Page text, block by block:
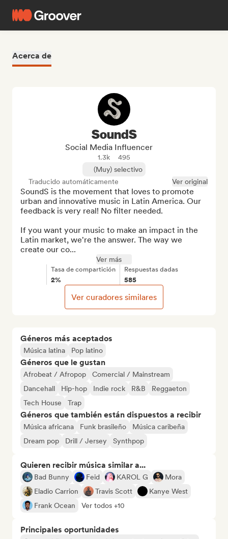
Acerca de
Géneros más aceptados
Música latina Pop latino
Géneros que le gustan
Afrobeat / Afropop
Comercial / Mainstream
Dancehall
Hip-hop Indie rock R&B
Reggaeton
Tech House
Trap
Géneros que también están dispuestos a recibir
Música africana Funk brasileño
Música caribeña
Dream pop
Drill / Jersey Synthpop
Quieren recibir música similar a...
Bad Bunny Feid KAROL G
Mora
Eladio Carrion
Travis Scott
Kanye West
Frank Ocean
Ver todos +10
Principales oportunidades
SoundS
Social Media Influencer
1.3k
495
(Muy) selectivo
Traducido automáticamente
Ver original
SoundS is the movement that loves to promote
urban and innovative music in Latin America. Our
feedback is very real! No filter needed.
If you want your music to make an impact in the
Latin market, we're the answer. The way we
create our co...
Ver más
Tasa de compartición
2%
Respuestas dadas
585
Ver curadores similares